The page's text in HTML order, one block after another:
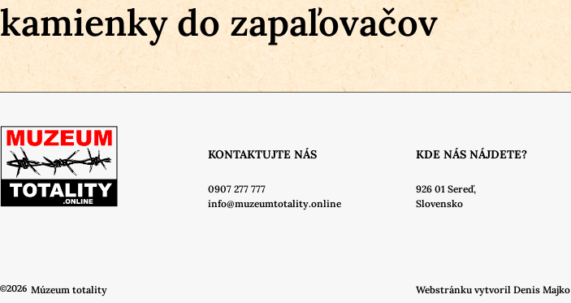
kamienky do zapaľovačov
KONTAKTUJTE NÁS
0907 277 777
info@muzeumtotality.online
KDE NÁS NÁJDETE?
926 01 Sereď,
Slovensko
©2026 Múzeum totality Webstránku vytvoril Denis Majko